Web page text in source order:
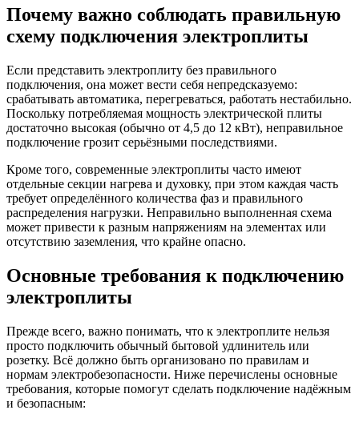
Почему важно соблюдать правильную
схему подключения электроплиты
Если представить электроплиту без правильного
подключения, она может вести себя непредсказуемо:
срабатывать автоматика, перегреваться, работать нестабильно.
Поскольку потребляемая мощность электрической плиты
достаточно высокая (обычно от 4,5 до 12 кВт), неправильное
подключение грозит серьёзными последствиями.
Кроме того, современные электроплиты часто имеют
отдельные секции нагрева и духовку, при этом каждая часть
требует определённого количества фаз и правильного
распределения нагрузки. Неправильно выполненная схема
может привести к разным напряжениям на элементах или
отсутствию заземления, что крайне опасно.
Основные требования к подключению
электроплиты
Прежде всего, важно понимать, что к электроплите нельзя
просто подключить обычный бытовой удлинитель или
розетку. Всё должно быть организовано по правилам и
нормам электробезопасности. Ниже перечислены основные
требования, которые помогут сделать подключение надёжным
и безопасным: